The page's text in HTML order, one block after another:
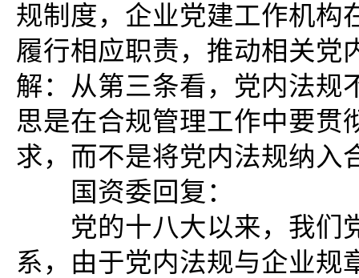
规制度，企业党建工作机构
履行相应职责，推动相关党
解：从第三条看，党内法规
思是在合规管理工作中要贯
求，而不是将党内法规纳入
国资委回复：
党的十八大以来，我们
系，由于党内法规与企业规